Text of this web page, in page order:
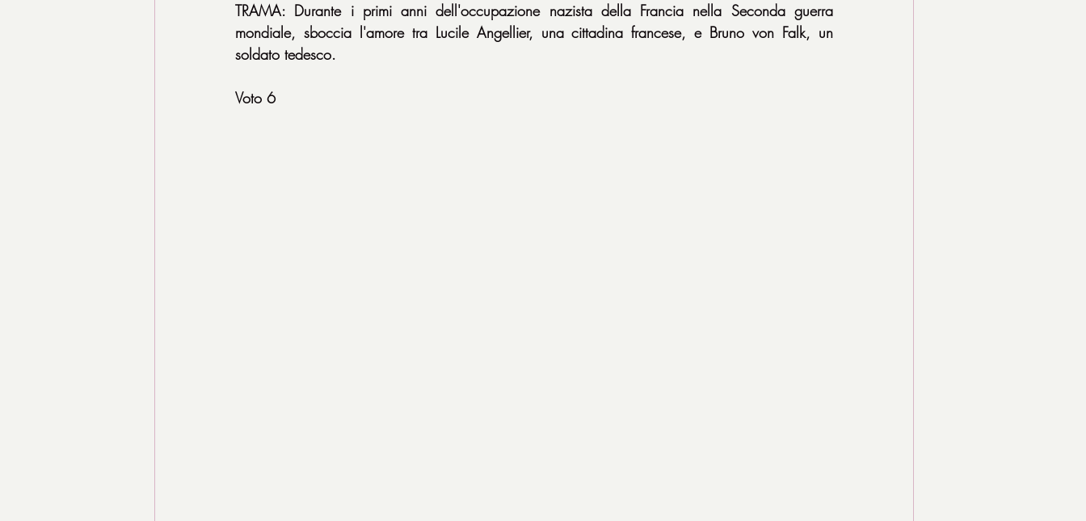
TRAMA: Durante i primi anni dell'occupazione nazista della Francia nella Seconda guerra
mondiale, sboccia l'amore tra Lucile Angellier, una cittadina francese, e Bruno von Falk, un
soldato tedesco.
Voto 6